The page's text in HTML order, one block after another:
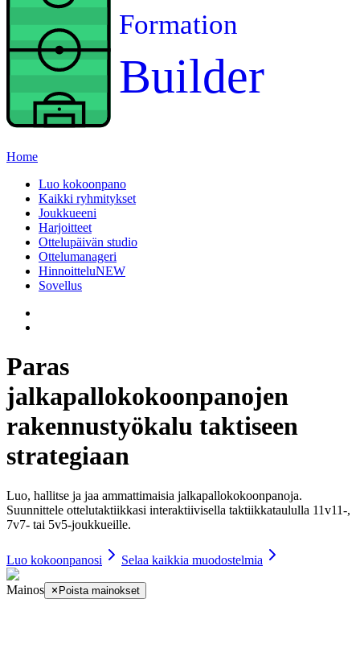
Formation
Builder
Home
Luo kokoonpano
Kaikki ryhmitykset
Joukkueeni
Harjoitteet
Ottelupäivän studio
Ottelumanageri
HinnoitteluNEW
Sovellus
Paras
jalkapallokokoonpanojen
rakennustyökalu taktiseen
strategiaan
Luo, hallitse ja jaa ammattimaisia jalkapallokokoonpanoja.
Suunnittele ottelutaktiikkasi interaktiivisella taktiikkataululla 11v11-,
7v7- tai 5v5-joukkueille.
Luo kokoonpanosi Selaa kaikkia muodostelmia
Mainos Poista mainokset